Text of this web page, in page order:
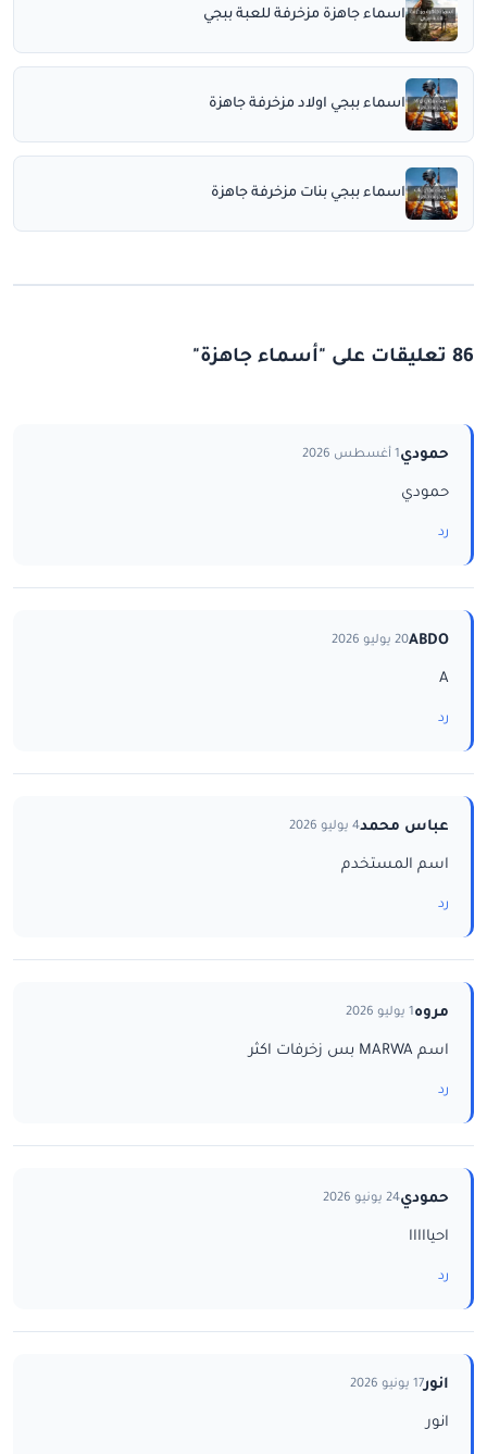
اسماء جاهزة مزخرفة للعبة ببجي
اسماء ببجي اولاد مزخرفة جاهزة
اسماء ببجي بنات مزخرفة جاهزة
86 تعليقات على "أسماء جاهزة"
حمودي1 أغسطس 2026
حمودي
رد
ABDO20 يوليو 2026
A
رد
عباس محمد4 يوليو 2026
اسم المستخدم
رد
مروه1 يوليو 2026
اسم MARWA بس زخرفات اكثر
رد
حمودي24 يونيو 2026
احيااااا
رد
انور17 يونيو 2026
انور